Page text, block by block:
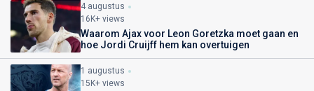
4 augustus
16K+ views
Waarom Ajax voor Leon Goretzka moet gaan en
hoe Jordi Cruijff hem kan overtuigen
1 augustus
15K+ views